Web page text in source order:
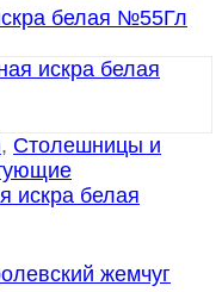
, Столешницы и
искра белая